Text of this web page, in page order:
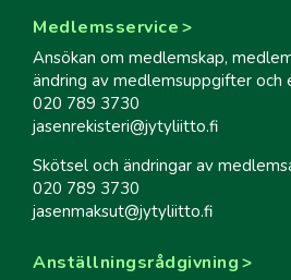
Medlemsservice
Ansökan om medlemskap,
ändring av medlemsuppgifter och
020 789 3730
jasenrekisteri@jytyliitto.fi
Skötsel och ändringar av
020 789 3730
jasenmaksut@jytyliitto.fi
Anställningsrådgivning